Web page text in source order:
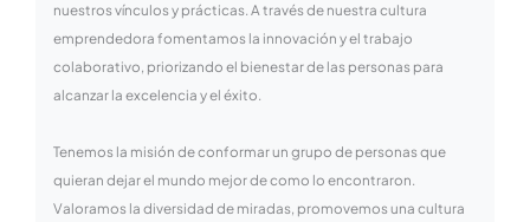
nuestros vínculos y prácticas. A través de nuestra cultura
emprendedora fomentamos la innovación y el trabajo
colaborativo, priorizando el bienestar de las personas para
alcanzar la excelencia y el éxito.
Tenemos la misión de conformar un grupo de personas que
quieran dejar el mundo mejor de como lo encontraron.
Valoramos la diversidad de miradas, promovemos una cultura